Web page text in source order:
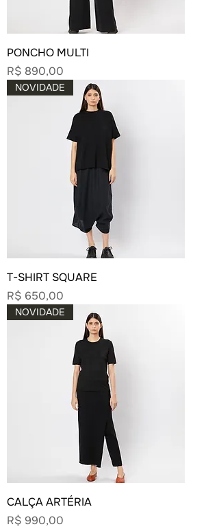
PONCHO MULTI
Preço
R$ 890,00
NOVIDADE
T-SHIRT SQUARE
Preço
R$ 650,00
NOVIDADE
CALÇA ARTÉRIA
Preço
R$ 990,00